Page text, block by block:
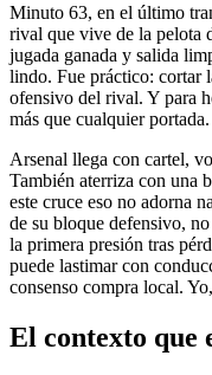
Minuto 63, en el último
rival que vive de la pelota
jugada ganada y salida
lindo. Fue práctico: cortar
ofensivo del rival. Y para
más que cualquier portada.
Arsenal llega con cartel,
También aterriza con una
este cruce eso no adorna
de su bloque defensivo,
la primera presión tras
puede lastimar con
consenso compra local.
El contexto que